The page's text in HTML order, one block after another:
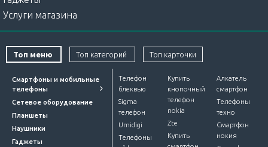
Услуги магазина
Топ меню Топ категорий Топ карточки
Смартфоны и мобильные
телефоны
Сетевое оборудование
Планшеты
Наушники
Гаджеты
Телефон
блеквью
Sigma
телефон
Umidigi
Телефоны
Купить
кнопочный
телефон
nokia
Zte
Купить
Алкатель
смартфон
Телефоны
техно
Смартфон
нокия